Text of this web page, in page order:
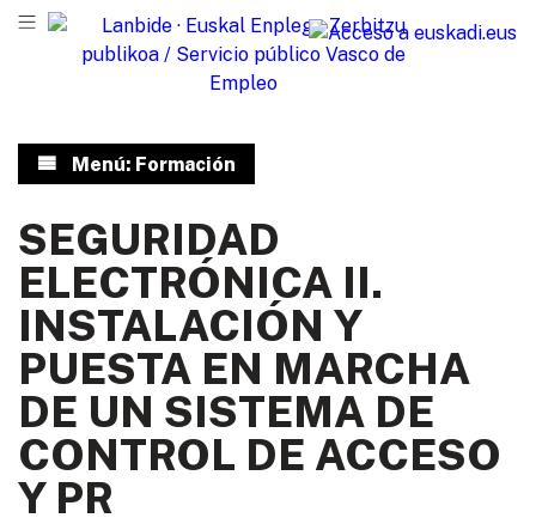
Menú: Formación
SEGURIDAD
ELECTRÓNICA II.
INSTALACIÓN Y
PUESTA EN MARCHA
DE UN SISTEMA DE
CONTROL DE ACCESO
Y PR